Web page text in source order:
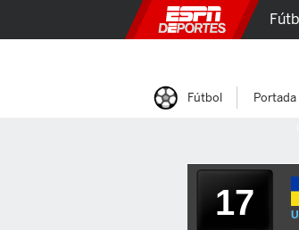
17
Fútbol Portada